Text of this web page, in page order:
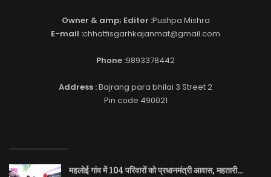
Owner & amp; Editor :Pushpa Mishra
E-mail :chhattisgarhkajanmat@gmail.com
Phone :9893378442
Address :Bajrang para bhilai 3 Street 2
Pin code 490021
महलोई गांव में 104 परिवारों को प्रधानमंत्री आवास, महतारी…